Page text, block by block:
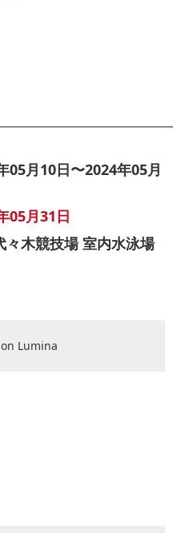
月10日〜2024年05月
月31日
木競技場 室内水泳場
Lumina